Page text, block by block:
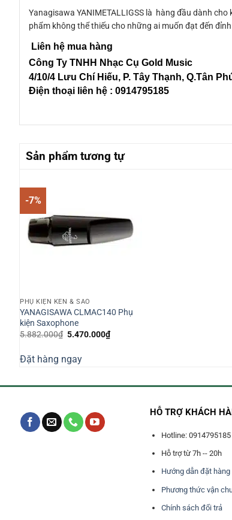
Yanagisawa YANIMETALLIGSS là hàng đầu dành
phẩm không thể thiếu cho những ai muốn đạt đến
Liên hệ mua hàng
Công Ty TNHH Nhạc Cụ Gold Music
4/10/4 Lưu Chí Hiếu, P. Tây Thạnh, Q.Tân
Điện thoại liên hệ : 0914795185
Sản phẩm tương tự
-7%
PHỤ KIỆN KÈN & SÁO
YANAGISAWA CLMAC140 Phụ
kiện Saxophone
5.882.000₫ Giá
5.882.000₫.
5.470.000₫Giá
hiện
Đặt hàng ngay
HỖ TRỢ KHÁCH
Hotline: 0914795185
Hỗ trợ từ 7h -- 20h
Hướng dẫn đặt hàng
Phương thức vận
Chính sách đổi trả